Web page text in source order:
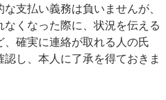
支払い義務は負いませんが、
くなった際に、状況を伝える
確実に連絡が取れる人の氏
し、本人に了承を得ておきま